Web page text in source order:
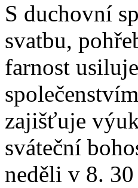
S duchovní
svatbu,
farnost
zajišťuje
sváteční
neděli v 8.